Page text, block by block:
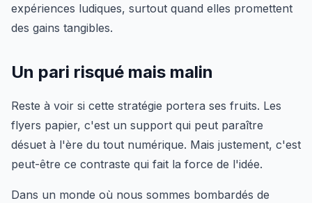
expériences ludiques, surtout quand elles promettent
des gains tangibles.
Un pari risqué mais malin
Reste à voir si cette stratégie portera ses fruits. Les
flyers papier, c'est un support qui peut paraître
désuet à l'ère du tout numérique. Mais justement, c'est
peut-être ce contraste qui fait la force de l'idée.
Dans un monde où nous sommes bombardés de